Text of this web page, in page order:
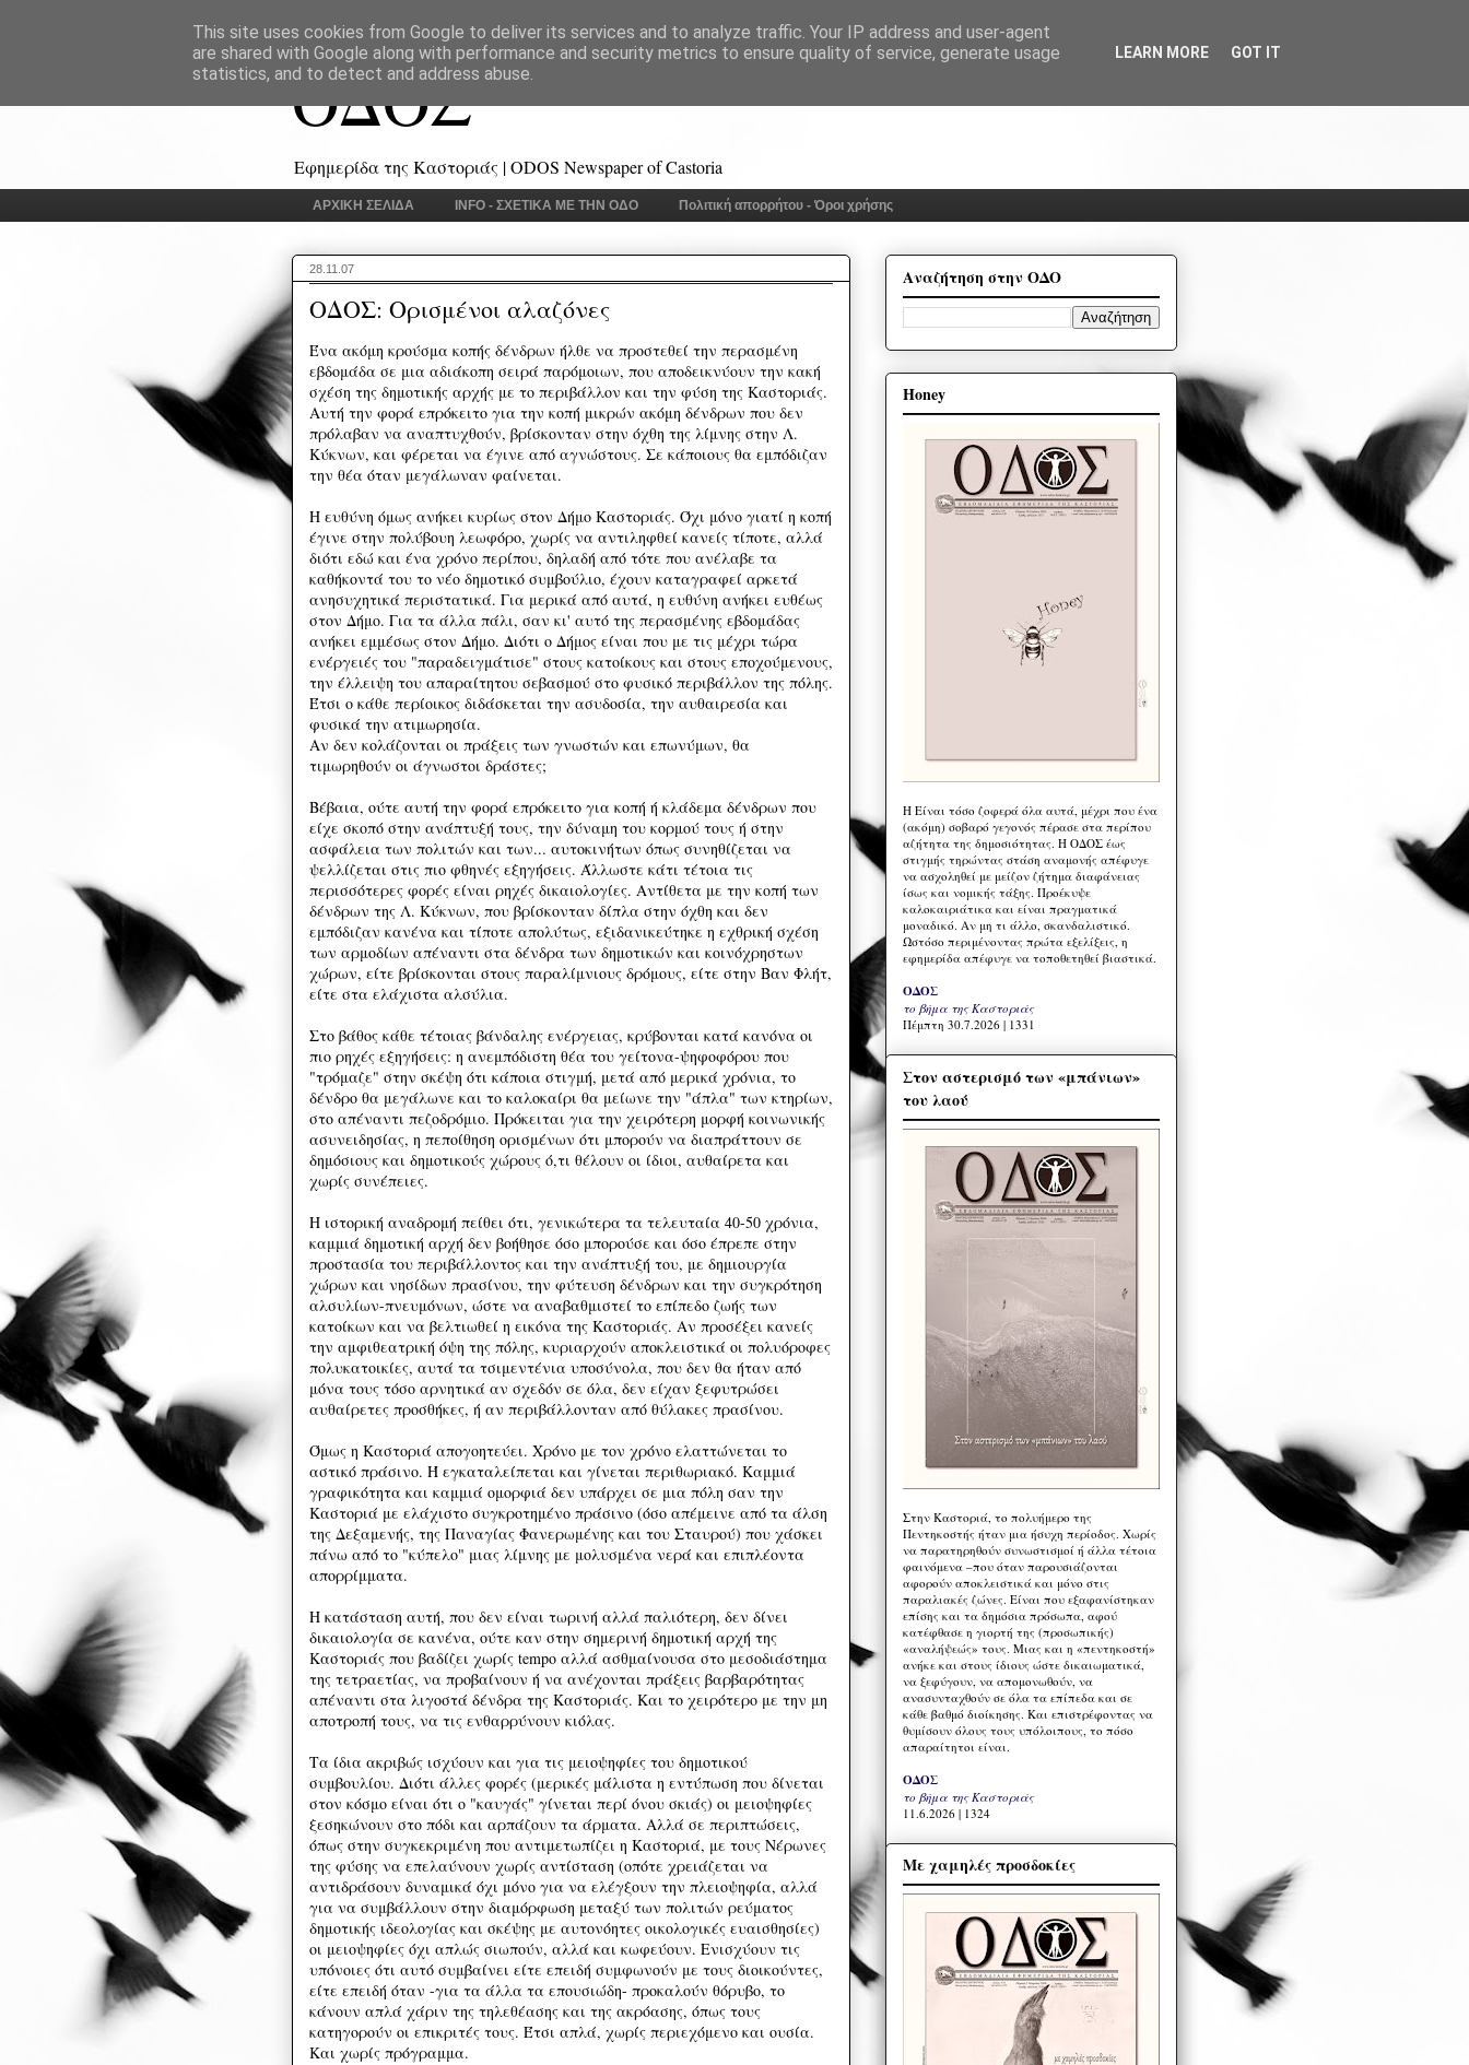
ΟΔΟΣ
Εφημερίδα της Καστοριάς | ODOS Newspaper of Castoria
ΑΡΧΙΚΗ ΣΕΛΙΔΑ INFO - ΣΧΕΤΙΚΑ ΜΕ ΤΗΝ ΟΔΟ Πολιτική απορρήτου - Όροι χρήσης
28.11.07
ΟΔΟΣ: Ορισμένοι αλαζόνες
Ένα ακόμη κρούσμα κοπής δένδρων ήλθε να προστεθεί την περασμένη
εβδομάδα σε μια αδιάκοπη σειρά παρόμοιων, που αποδεικνύουν την κακή
σχέση της δημοτικής αρχής με το περιβάλλον και την φύση της Καστοριάς.
Αυτή την φορά επρόκειτο για την κοπή μικρών ακόμη δένδρων που δεν
πρόλαβαν να αναπτυχθούν, βρίσκονταν στην όχθη της λίμνης στην Λ.
Κύκνων, και φέρεται να έγινε από αγνώστους. Σε κάποιους θα εμπόδιζαν
την θέα όταν μεγάλωναν φαίνεται.
Η ευθύνη όμως ανήκει κυρίως στον Δήμο Καστοριάς. Όχι μόνο γιατί η κοπή
έγινε στην πολύβουη λεωφόρο, χωρίς να αντιληφθεί κανείς τίποτε, αλλά
διότι εδώ και ένα χρόνο περίπου, δηλαδή από τότε που ανέλαβε τα
καθήκοντά του το νέο δημοτικό συμβούλιο, έχουν καταγραφεί αρκετά
ανησυχητικά περιστατικά. Για μερικά από αυτά, η ευθύνη ανήκει ευθέως
στον Δήμο. Για τα άλλα πάλι, σαν κι' αυτό της περασμένης εβδομάδας
ανήκει εμμέσως στον Δήμο. Διότι ο Δήμος είναι που με τις μέχρι τώρα
ενέργειές του "παραδειγμάτισε" στους κατοίκους και στους εποχούμενους,
την έλλειψη του απαραίτητου σεβασμού στο φυσικό περιβάλλον της πόλης.
Έτσι ο κάθε περίοικος διδάσκεται την ασυδοσία, την αυθαιρεσία και
φυσικά την ατιμωρησία.
Αν δεν κολάζονται οι πράξεις των γνωστών και επωνύμων, θα
τιμωρηθούν οι άγνωστοι δράστες;
Βέβαια, ούτε αυτή την φορά επρόκειτο για κοπή ή κλάδεμα δένδρων που
είχε σκοπό στην ανάπτυξή τους, την δύναμη του κορμού τους ή στην
ασφάλεια των πολιτών και των... αυτοκινήτων όπως συνηθίζεται να
ψελλίζεται στις πιο φθηνές εξηγήσεις. Άλλωστε κάτι τέτοια τις
περισσότερες φορές είναι ρηχές δικαιολογίες. Αντίθετα με την κοπή των
δένδρων της Λ. Κύκνων, που βρίσκονταν δίπλα στην όχθη και δεν
εμπόδιζαν κανένα και τίποτε απολύτως, εξιδανικεύτηκε η εχθρική σχέση
των αρμοδίων απέναντι στα δένδρα των δημοτικών και κοινόχρηστων
χώρων, είτε βρίσκονται στους παραλίμνιους δρόμους, είτε στην Βαν Φλήτ,
είτε στα ελάχιστα αλσύλια.
Στο βάθος κάθε τέτοιας βάνδαλης ενέργειας, κρύβονται κατά κανόνα οι
πιο ρηχές εξηγήσεις: η ανεμπόδιστη θέα του γείτονα-ψηφοφόρου που
"τρόμαζε" στην σκέψη ότι κάποια στιγμή, μετά από μερικά χρόνια, το
δένδρο θα μεγάλωνε και το καλοκαίρι θα μείωνε την "άπλα" των κτηρίων,
στο απέναντι πεζοδρόμιο. Πρόκειται για την χειρότερη μορφή κοινωνικής
ασυνειδησίας, η πεποίθηση ορισμένων ότι μπορούν να διαπράττουν σε
δημόσιους και δημοτικούς χώρους ό,τι θέλουν οι ίδιοι, αυθαίρετα και
χωρίς συνέπειες.
Η ιστορική αναδρομή πείθει ότι, γενικώτερα τα τελευταία 40-50 χρόνια,
καμμιά δημοτική αρχή δεν βοήθησε όσο μπορούσε και όσο έπρεπε στην
προστασία του περιβάλλοντος και την ανάπτυξή του, με δημιουργία
χώρων και νησίδων πρασίνου, την φύτευση δένδρων και την συγκρότηση
αλσυλίων-πνευμόνων, ώστε να αναβαθμιστεί το επίπεδο ζωής των
κατοίκων και να βελτιωθεί η εικόνα της Καστοριάς. Αν προσέξει κανείς
την αμφιθεατρική όψη της πόλης, κυριαρχούν αποκλειστικά οι πολυόροφες
πολυκατοικίες, αυτά τα τσιμεντένια υποσύνολα, που δεν θα ήταν από
μόνα τους τόσο αρνητικά αν σχεδόν σε όλα, δεν είχαν ξεφυτρώσει
αυθαίρετες προσθήκες, ή αν περιβάλλονταν από θύλακες πρασίνου.
Όμως η Καστοριά απογοητεύει. Χρόνο με τον χρόνο ελαττώνεται το
αστικό πράσινο. Ή εγκαταλείπεται και γίνεται περιθωριακό. Καμμιά
γραφικότητα και καμμιά ομορφιά δεν υπάρχει σε μια πόλη σαν την
Καστοριά με ελάχιστο συγκροτημένο πράσινο (όσο απέμεινε από τα άλση
της Δεξαμενής, της Παναγίας Φανερωμένης και του Σταυρού) που χάσκει
πάνω από το "κύπελο" μιας λίμνης με μολυσμένα νερά και επιπλέοντα
απορρίμματα.
Η κατάσταση αυτή, που δεν είναι τωρινή αλλά παλιότερη, δεν δίνει
δικαιολογία σε κανένα, ούτε καν στην σημερινή δημοτική αρχή της
Καστοριάς που βαδίζει χωρίς tempo αλλά ασθμαίνουσα στο μεσοδιάστημα
της τετραετίας, να προβαίνουν ή να ανέχονται πράξεις βαρβαρότητας
απέναντι στα λιγοστά δένδρα της Καστοριάς. Και το χειρότερο με την μη
αποτροπή τους, να τις ενθαρρύνουν κιόλας.
Τα ίδια ακριβώς ισχύουν και για τις μειοψηφίες του δημοτικού
συμβουλίου. Διότι άλλες φορές (μερικές μάλιστα η εντύπωση που δίνεται
στον κόσμο είναι ότι ο "καυγάς" γίνεται περί όνου σκιάς) οι μειοψηφίες
ξεσηκώνουν στο πόδι και αρπάζουν τα άρματα. Αλλά σε περιπτώσεις,
όπως στην συγκεκριμένη που αντιμετωπίζει η Καστοριά, με τους Νέρωνες
της φύσης να επελαύνουν χωρίς αντίσταση (οπότε χρειάζεται να
αντιδράσουν δυναμικά όχι μόνο για να ελέγξουν την πλειοψηφία, αλλά
για να συμβάλλουν στην διαμόρφωση μεταξύ των πολιτών ρεύματος
δημοτικής ιδεολογίας και σκέψης με αυτονόητες οικολογικές ευαισθησίες)
οι μειοψηφίες όχι απλώς σιωπούν, αλλά και κωφεύουν. Ενισχύουν τις
υπόνοιες ότι αυτό συμβαίνει είτε επειδή συμφωνούν με τους διοικούντες,
είτε επειδή όταν -για τα άλλα τα επουσιώδη- προκαλούν θόρυβο, το
κάνουν απλά χάριν της τηλεθέασης και της ακρόασης, όπως τους
κατηγορούν οι επικριτές τους. Έτσι απλά, χωρίς περιεχόμενο και ουσία.
Και χωρίς πρόγραμμα.
Αναζήτηση στην ΟΔΟ
Honey
Η Eίναι τόσο ζοφερά όλα αυτά, μέχρι που ένα
(ακόμη) σοβαρό γεγονός πέρασε στα περίπου
αζήτητα της δημοσιότητας. Η ΟΔΟΣ έως
στιγμής τηρώντας στάση αναμονής απέφυγε
να ασχοληθεί με μείζον ζήτημα διαφάνειας
ίσως και νομικής τάξης. Προέκυψε
καλοκαιριάτικα και είναι πραγματικά
μοναδικό. Αν μη τι άλλο, σκανδαλιστικό.
Ωστόσο περιμένοντας πρώτα εξελίξεις, η
εφημερίδα απέφυγε να τοποθετηθεί βιαστικά.
ΟΔΟΣ
το βήμα της Καστοριάς
Πέμπτη 30.7.2026 | 1331
Στον αστερισμό των «μπάνιων»
του λαού
Στην Καστοριά, το πολυήμερο της
Πεντηκοστής ήταν μια ήσυχη περίοδος. Χωρίς
να παρατηρηθούν συνωστισμοί ή άλλα τέτοια
φαινόμενα –που όταν παρουσιάζονται
αφορούν αποκλειστικά και μόνο στις
παραλιακές ζώνες. Είναι που εξαφανίστηκαν
επίσης και τα δημόσια πρόσωπα, αφού
κατέφθασε η γιορτή της (προσωπικής)
«αναλήψεώς» τους. Μιας και η «πεντηκοστή»
ανήκε και στους ίδιους ώστε δικαιωματικά,
να ξεφύγουν, να απομονωθούν, να
ανασυνταχθούν σε όλα τα επίπεδα και σε
κάθε βαθμό διοίκησης. Και επιστρέφοντας να
θυμίσουν όλους τους υπόλοιπους, το πόσο
απαραίτητοι είναι.
ΟΔΟΣ
το βήμα της Καστοριάς
11.6.2026 | 1324
Με χαμηλές προσδοκίες
This site uses cookies from Google to deliver its services and to analyze traffic. Your IP address and user-agent
are shared with Google along with performance and security metrics to ensure quality of service, generate usage
statistics, and to detect and address abuse.
LEARN MORE GOT IT